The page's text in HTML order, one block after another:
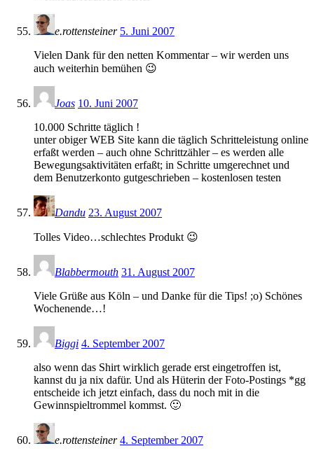
e.rottensteiner 5. Juni 2007
Vielen Dank für den netten Kommentar – wir werden uns
auch weiterhin bemühen 😉
Joas 10. Juni 2007
10.000 Schritte täglich !
unter obiger WEB Site kann die täglich Schritteleistung online
erfaßt werden – auch ohne Schrittzähler – es werden alle
Bewegungsaktivitäten erfaßt; in Schritte umgerechnet und
dem Benutzerkonto gutgeschrieben – kostenlosen testen
Dandu 23. August 2007
Tolles Video…schlechtes Produkt 😉
Blabbermouth 31. August 2007
Viele Grüße aus Köln – und Danke für die Tips! ;o) Schönes
Wochenende…!
Biggi 4. September 2007
also wenn das Shirt wirklich gerade erst eingetroffen ist,
kannst du ja nix dafür. Und als Hüterin der Foto-Postings *gg
entscheide ich jetzt einfach, dass du noch mit in die
Gewinnspieltrommel kommst. 🙂
e.rottensteiner4. September 2007